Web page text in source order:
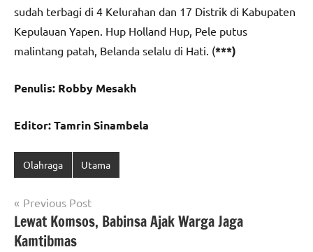
sudah terbagi di 4 Kelurahan dan 17 Distrik di Kabupaten
Kepulauan Yapen. Hup Holland Hup, Pele putus
malintang patah, Belanda selalu di Hati. (***)
Penulis: Robby Mesakh
Editor: Tamrin Sinambela
Olahraga Utama
Navigasi
pos
Previous Post
Lewat Komsos, Babinsa Ajak Warga Jaga
Kamtibmas